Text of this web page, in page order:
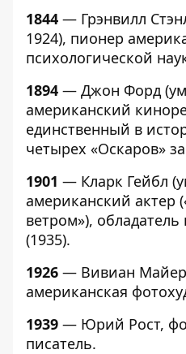
1844 — Грэнвилл
1924), пионер
психологической
1894 — Джон Форд
американский
единственный в
четырех «Оскаров»
1901 — Кларк Гейбл
американский актер
ветром»),
(1935).
1926 — Вивиан Майер
американская
1939 — Юрий Рост,
писатель.